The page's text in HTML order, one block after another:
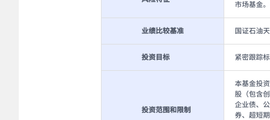
市场基金
业绩比较基准 国证石油
投资目标 紧密跟踪
投资范围和限制
本基金投
股（包含
企业债、
券、超短